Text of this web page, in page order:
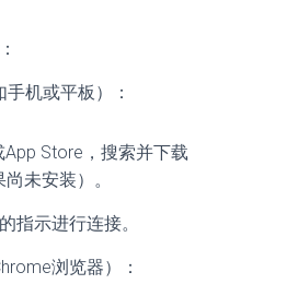
：
手机或平板）：
Store，搜索并下载
未安装）。
指示进行连接。
浏览器）：